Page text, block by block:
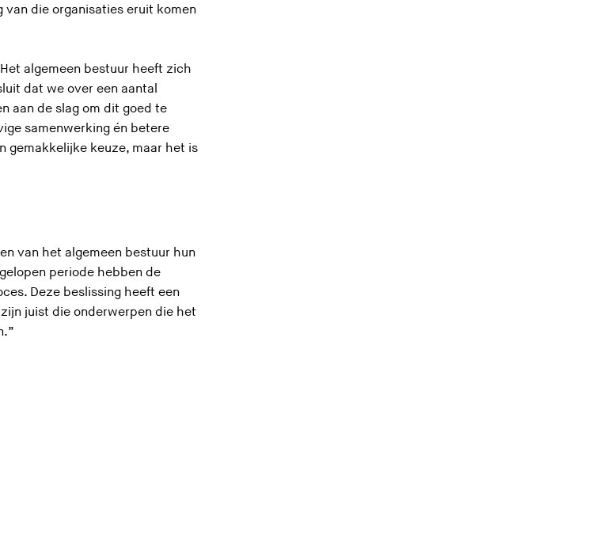
die organisaties eruit komen
algemeen bestuur heeft zich
dat we over een aantal
aan de slag om dit goed te
samenwerking én betere
gemakkelijke keuze, maar het is
van het algemeen bestuur hun
periode hebben de
Deze beslissing heeft een
juist die onderwerpen die het